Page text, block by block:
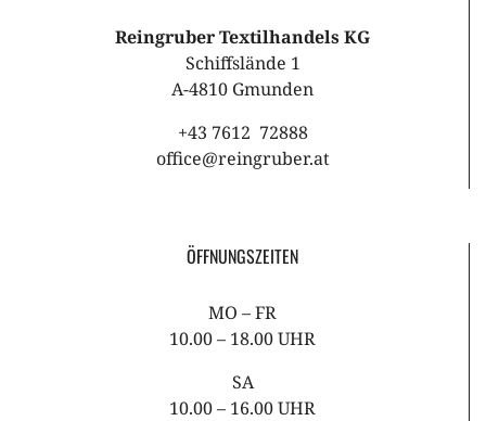
Reingruber Textilhandels KG
Schiffslände 1
A-4810 Gmunden
+43 7612 72888
office@reingruber.at
ÖFFNUNGSZEITEN
MO – FR
10.00 – 18.00 UHR
SA
10.00 – 16.00 UHR